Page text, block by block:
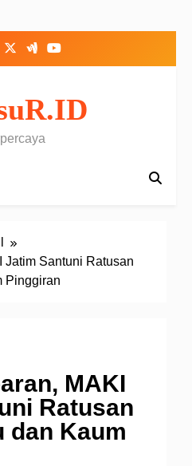
Jatim Santuni Ratusan
Pinggiran
MAKI
Ratusan
dan Kaum